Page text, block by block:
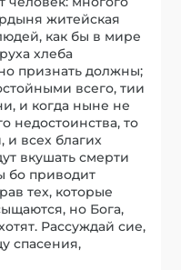
житейская
как бы в мире
хлеба
признать должны;
всего, тии
и когда ныне не
недостоинства, то
и всех благих
вкушать смерти
бо приводит
тех, которые
но Бога,
Рассуждай сие,
спасения,